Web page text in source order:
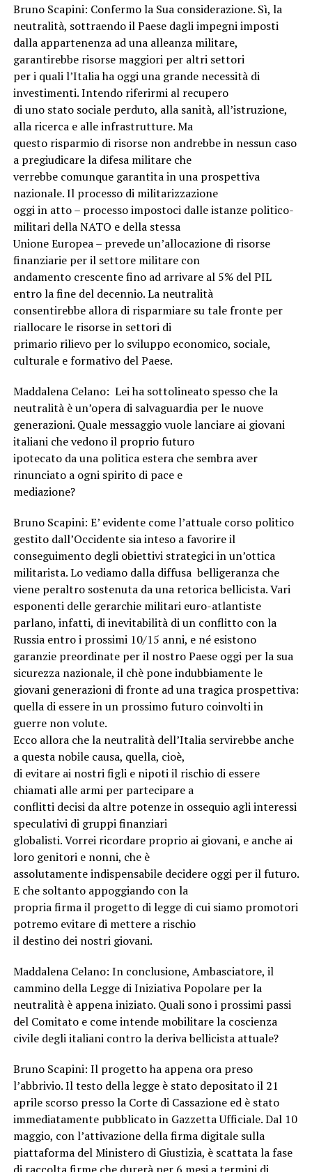
Bruno Scapini: Confermo la Sua considerazione. Sì, la
neutralità, sottraendo il Paese dagli impegni imposti
dalla appartenenza ad una alleanza militare,
garantirebbe risorse maggiori per altri settori
per i quali l’Italia ha oggi una grande necessità di
investimenti. Intendo riferirmi al recupero
di uno stato sociale perduto, alla sanità, all’istruzione,
alla ricerca e alle infrastrutture. Ma
questo risparmio di risorse non andrebbe in nessun caso
a pregiudicare la difesa militare che
verrebbe comunque garantita in una prospettiva
nazionale. Il processo di militarizzazione
oggi in atto – processo impostoci dalle istanze politico-
militari della NATO e della stessa
Unione Europea – prevede un’allocazione di risorse
finanziarie per il settore militare con
andamento crescente fino ad arrivare al 5% del PIL
entro la fine del decennio. La neutralità
consentirebbe allora di risparmiare su tale fronte per
riallocare le risorse in settori di
primario rilievo per lo sviluppo economico, sociale,
culturale e formativo del Paese.
Maddalena Celano: Lei ha sottolineato spesso che la
neutralità è un’opera di salvaguardia per le nuove
generazioni. Quale messaggio vuole lanciare ai giovani
italiani che vedono il proprio futuro
ipotecato da una politica estera che sembra aver
rinunciato a ogni spirito di pace e
mediazione?
Bruno Scapini: E’ evidente come l’attuale corso politico
gestito dall’Occidente sia inteso a favorire il
conseguimento degli obiettivi strategici in un’ottica
militarista. Lo vediamo dalla diffusa belligeranza che
viene peraltro sostenuta da una retorica bellicista. Vari
esponenti delle gerarchie militari euro-atlantiste
parlano, infatti, di inevitabilità di un conflitto con la
Russia entro i prossimi 10/15 anni, e né esistono
garanzie preordinate per il nostro Paese oggi per la sua
sicurezza nazionale, il chè pone indubbiamente le
giovani generazioni di fronte ad una tragica prospettiva:
quella di essere in un prossimo futuro coinvolti in
guerre non volute.
Ecco allora che la neutralità dell’Italia servirebbe anche
a questa nobile causa, quella, cioè,
di evitare ai nostri figli e nipoti il rischio di essere
chiamati alle armi per partecipare a
conflitti decisi da altre potenze in ossequio agli interessi
speculativi di gruppi finanziari
globalisti. Vorrei ricordare proprio ai giovani, e anche ai
loro genitori e nonni, che è
assolutamente indispensabile decidere oggi per il futuro.
E che soltanto appoggiando con la
propria firma il progetto di legge di cui siamo promotori
potremo evitare di mettere a rischio
il destino dei nostri giovani.
Maddalena Celano: In conclusione, Ambasciatore, il
cammino della Legge di Iniziativa Popolare per la
neutralità è appena iniziato. Quali sono i prossimi passi
del Comitato e come intende mobilitare la coscienza
civile degli italiani contro la deriva bellicista attuale?
Bruno Scapini: Il progetto ha appena ora preso
l’abbrivio. Il testo della legge è stato depositato il 21
aprile scorso presso la Corte di Cassazione ed è stato
immediatamente pubblicato in Gazzetta Ufficiale. Dal 10
maggio, con l’attivazione della firma digitale sulla
piattaforma del Ministero di Giustizia, è scattata la fase